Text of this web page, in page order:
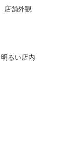
店舗外観
明るい店内